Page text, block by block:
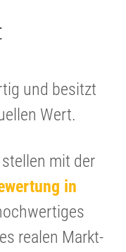
und besitzt
Wert.
mit der
in
realen Markt­